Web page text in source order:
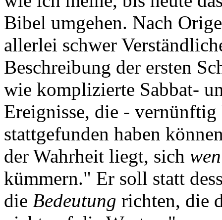
Bibel umgehen. Nach
allerlei schwer
Beschreibung der ersten
wie komplizierte Sabbat-
Ereignisse, die - vernünftig
stattgefunden haben
der Wahrheit liegt, sich
kümmern." Er soll statt
die Bedeutung richten, die